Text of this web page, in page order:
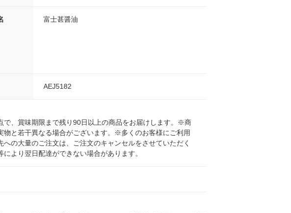
富士甚醤油
AEJ5182
、賞味期限まで残り90日以上の商品をお届けします。※商
と若干異なる場合がございます。※多くのお客様にご利用
の大量のご注文は、ご注文のキャンセルをさせていただく
より翌日配達ができない場合があります。